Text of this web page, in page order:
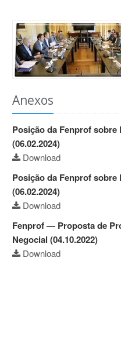
Anexos
Posição da Fenprof sobre
(06.02.2024)
Download
Posição da Fenprof sobre
(06.02.2024)
Download
Fenprof — Proposta de
Negocial (04.10.2022)
Download